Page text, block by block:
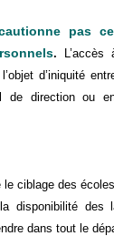
pas
.
d’iniquité
de direction ou
ciblage des
disponibilité des
dans tout le